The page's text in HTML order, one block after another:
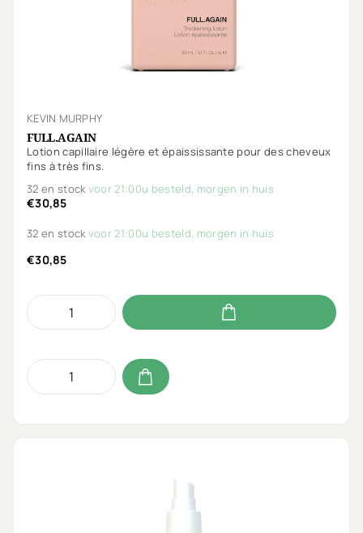
KEVIN MURPHY
FULL.AGAIN
Lotion capillaire légère et épaississante pour des cheveux
fins à très fins.
32 en stockvoor 21:00u besteld, morgen in huis
€30,85
32 en stockvoor 21:00u besteld, morgen in huis
€30,85